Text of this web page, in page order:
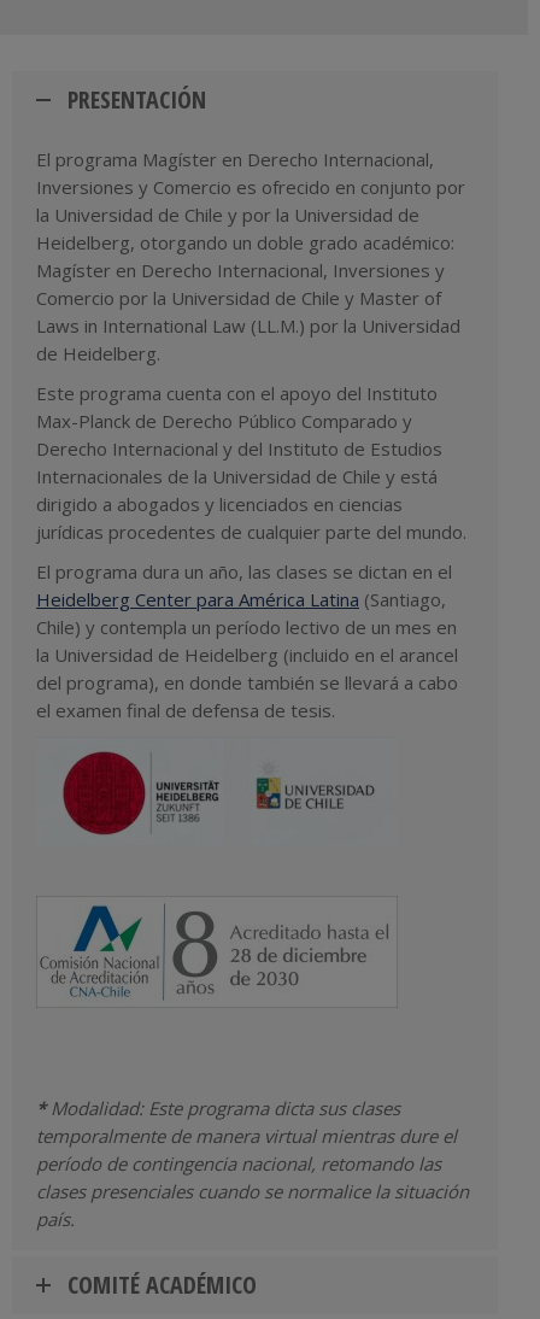
PRESENTACIÓN
El programa Magíster en Derecho Internacional,
Inversiones y Comercio es ofrecido en conjunto por
la Universidad de Chile y por la Universidad de
Heidelberg, otorgando un doble grado académico:
Magíster en Derecho Internacional, Inversiones y
Comercio por la Universidad de Chile y Master of
Laws in International Law (LL.M.) por la Universidad
de Heidelberg.
Este programa cuenta con el apoyo del Instituto
Max-Planck de Derecho Público Comparado y
Derecho Internacional y del Instituto de Estudios
Internacionales de la Universidad de Chile y está
dirigido a abogados y licenciados en ciencias
jurídicas procedentes de cualquier parte del mundo.
El programa dura un año, las clases se dictan en el
Heidelberg Center para América Latina (Santiago,
Chile) y contempla un período lectivo de un mes en
la Universidad de Heidelberg (incluido en el arancel
del programa), en donde también se llevará a cabo
el examen final de defensa de tesis.
*Modalidad: Este programa dicta sus clases
temporalmente de manera virtual mientras dure el
período de contingencia nacional, retomando las
clases presenciales cuando se normalice la situación
país.
COMITÉ ACADÉMICO